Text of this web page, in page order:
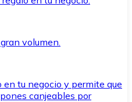
volumen.
tu negocio y permite que
canjeables por